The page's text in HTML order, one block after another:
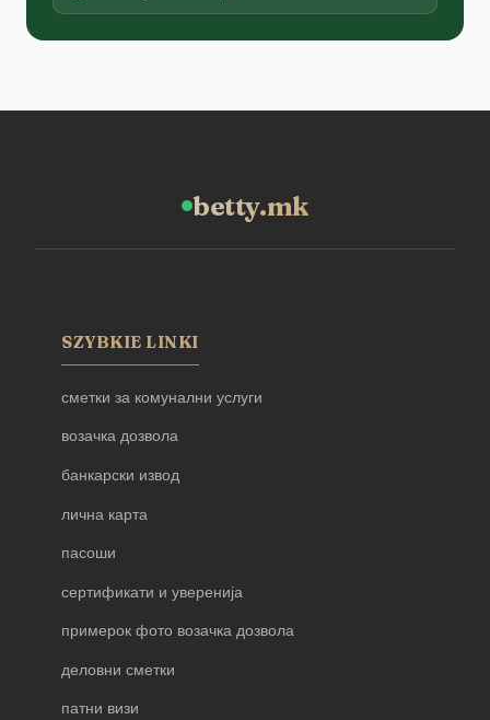
betty.mk
SZYBKIE LINKI
сметки за комунални услуги
возачка дозвола
банкарски извод
лична карта
пасоши
сертификати и уверенија
примерок фото возачка дозвола
деловни сметки
патни визи